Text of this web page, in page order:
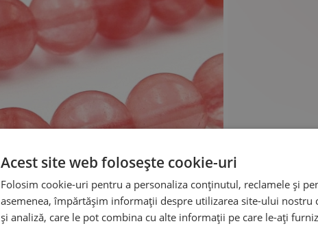
Acest site web folosește cookie-uri
Folosim cookie-uri pentru a personaliza conținutul, reclamele și
asemenea, împărtășim informații despre utilizarea site-ului
și analiză, care le pot combina cu alte informații pe care le-ați